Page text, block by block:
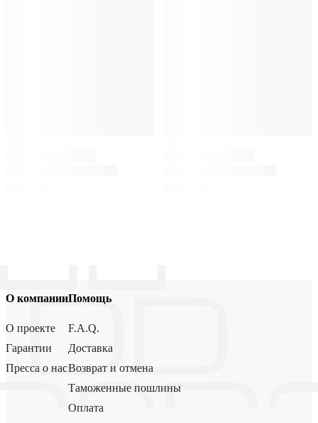
О компании
О проекте
Гарантии
Пресса о нас
Помощь
F.A.Q.
Доставка
Возврат и отмена
Таможенные пошлины
Оплата